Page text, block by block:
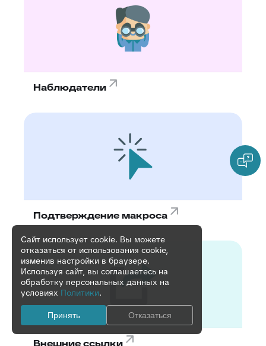
Наблюдатели
Подтверждение макроса
Сайт использует cookie. Вы можете
отказаться от использования cookie,
изменив настройки в браузере.
Используя сайт, вы соглашаетесь на
обработку персональных данных на
условиях Политики.
Принять Отказаться